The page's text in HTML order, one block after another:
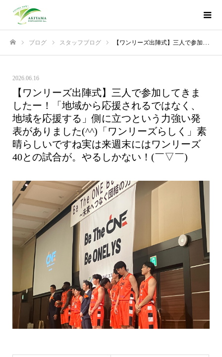
ブログ スタッフブログ 【ワンリーズ出陣式】三人で参加してきましたー！「地域から応援されるではなく、地域を応援する」側に立つという力強い発表がありました(^^)「ワンリーズらしく」素晴らしいですね️実は来週末にはワンリーズ40との試合が。やるしかない！(￣▽￣)
2026.06.16
【ワンリーズ出陣式】三人で参加してきま
したー！「地域から応援されるではなく、
地域を応援する」側に立つという力強い発
表がありました(^^)「ワンリーズらしく」素
晴らしいですね️実は来週末にはワンリーズ
40との試合が。やるしかない！(￣▽￣)